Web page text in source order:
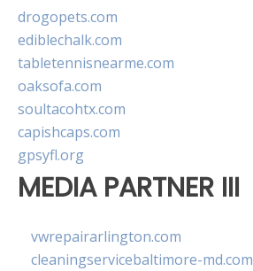
drogopets.com
ediblechalk.com
tabletennisnearme.com
oaksofa.com
soultacohtx.com
capishcaps.com
gpsyfl.org
MEDIA PARTNER III
vwrepairarlington.com
cleaningservicebaltimore-md.com